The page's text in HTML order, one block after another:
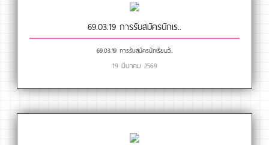
69.03.19 การรับสมัครนักเร..
69.03.19 การรับสมัครนักเรียนวั..
19 มีนาคม 2569